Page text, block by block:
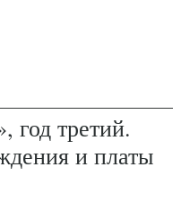
третий.
и платы